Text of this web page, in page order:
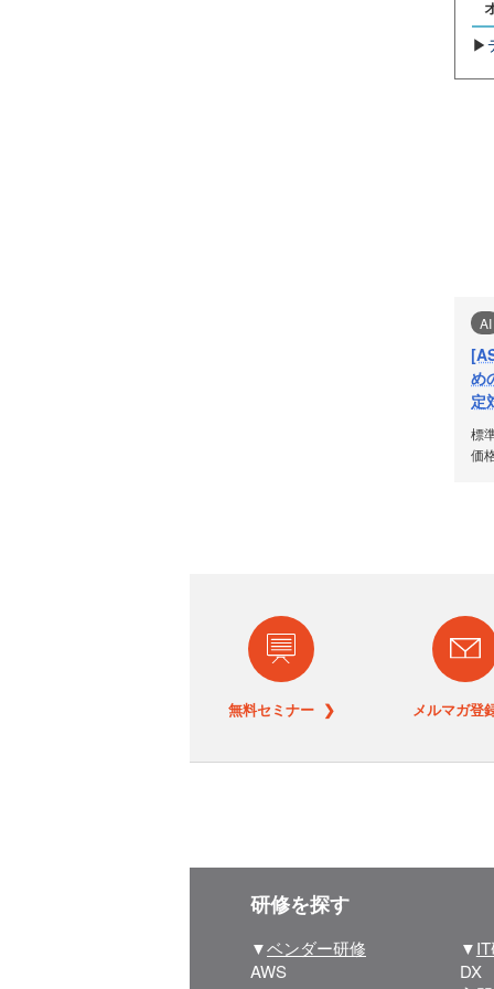
AI
め
定
標
価
無料セミナー ❯ メルマガ
研修を探す
▼ベンダー研修
AWS
▼
DX